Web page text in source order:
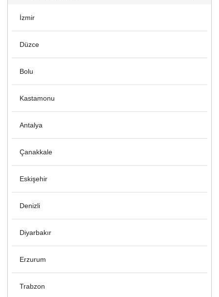
İzmir
Düzce
Bolu
Kastamonu
Antalya
Çanakkale
Eskişehir
Denizli
Diyarbakır
Erzurum
Trabzon